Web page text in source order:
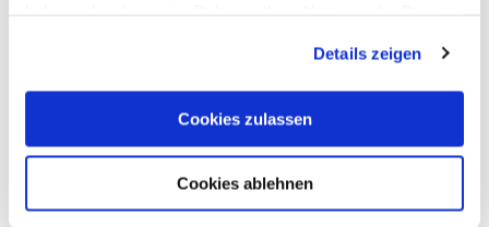
Details zeigen
Cookies zulassen
Cookies ablehnen
510,00 €